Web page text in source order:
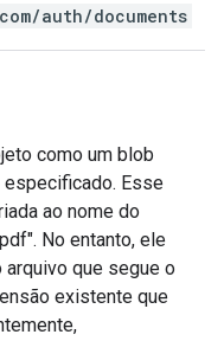
auth/documents
como um blob
Esse
ao nome do
No entanto, ele
que segue o
existente que